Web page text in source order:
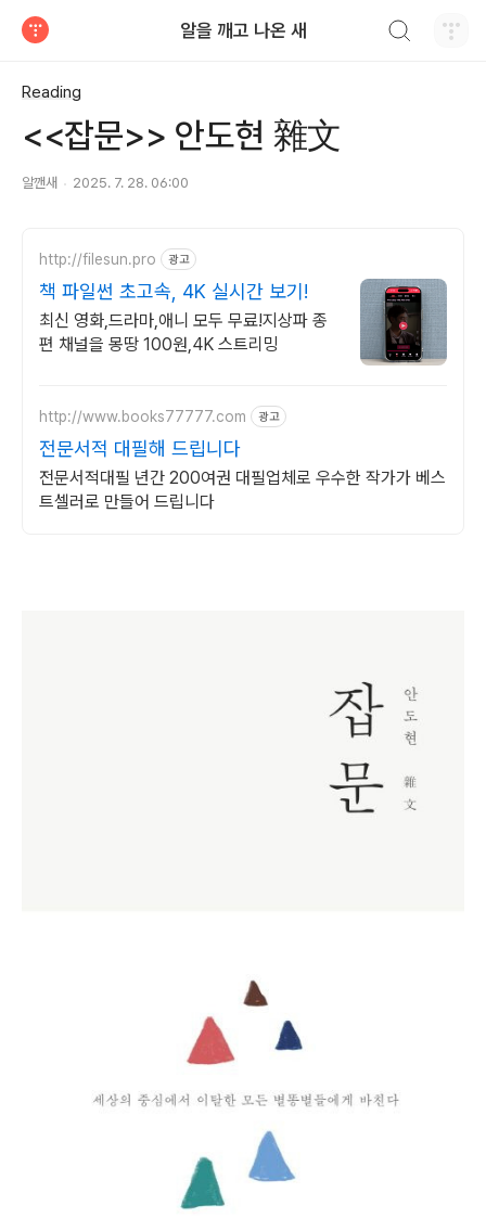
알을 깨고 나온 새
Reading
<<잡문>> 안도현 雜文
알깬새 2025. 7. 28. 06:00
http://filesun.pro 광고
책 파일썬 초고속, 4K 실시간 보기!
최신 영화,드라마,애니 모두 무료!지상파 종
편 채널을 몽땅 100원,4K 스트리밍
http://www.books77777.com 광고
전문서적 대필해 드립니다
전문서적대필 년간 200여권 대필업체로 우수한 작가가 베스
트셀러로 만들어 드립니다